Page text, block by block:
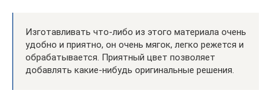
Изготавливать что-либо из этого материала очень
удобно и приятно, он очень мягок, легко режется и
обрабатывается. Приятный цвет позволяет
добавлять какие-нибудь оригинальные решения.